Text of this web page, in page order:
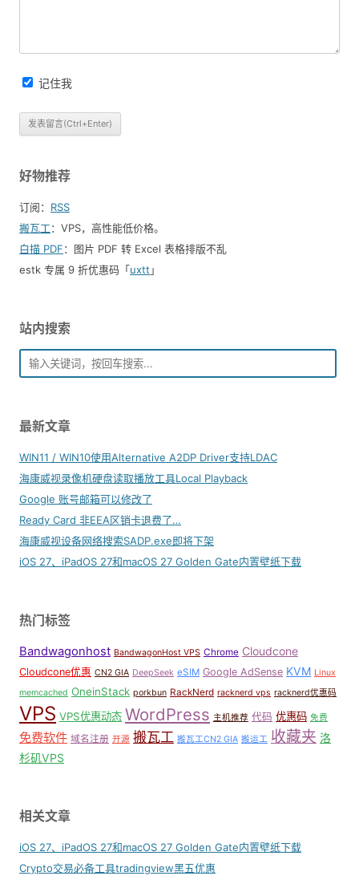
记住我
好物推荐
订阅： RSS
搬瓦工：VPS，高性能低价格。️
白描 PDF：图片 PDF 转 Excel 表格排版不乱
estk 专属 9 折优惠码「uxtt 」
站内搜索
最新文章
WIN11 / WIN10使用Alternative A2DP Driver支持LDAC
海康威视录像机硬盘读取播放工具Local Playback
Google 账号邮箱可以修改了
Ready Card 非EEA区销卡退费了…
海康威视设备网络搜索SADP.exe即将下架
iOS 27、iPadOS 27和macOS 27 Golden Gate内置壁纸下载
热门标签
Bandwagonhost BandwagonHost VPS Chrome Cloudcone
Cloudcone优惠 CN2 GIA DeepSeek eSIM Google AdSense KVM Linux
memcached OneinStack porkbun RackNerd racknerd vps racknerd优惠码
VPS VPS优惠动态 WordPress 主机推荐 代码 优惠码 免费
免费软件 域名注册 开源 搬瓦工 搬瓦工CN2 GIA 搬运工 收藏夹 洛
杉矶VPS
相关文章
iOS 27、iPadOS 27和macOS 27 Golden Gate内置壁纸下载
Crypto交易必备工具tradingview黑五优惠